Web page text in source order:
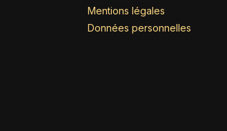
Mentions légales
Données personnelles